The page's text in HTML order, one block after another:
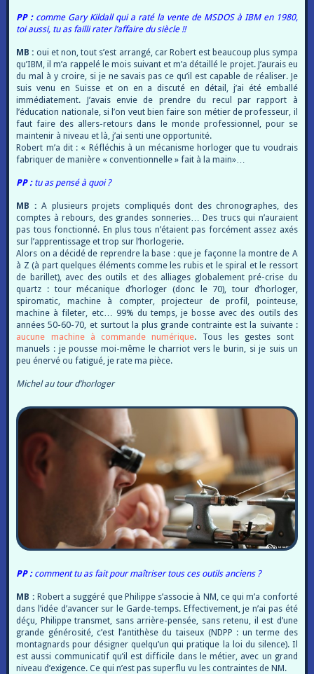
PP :comme Gary Kildall qui a raté la vente de MSDOS à IBM en 1980,
toi aussi, tu as failli rater l’affaire du siècle !!
MB : oui et non, tout s’est arrangé, car Robert est beaucoup plus sympa
qu’IBM, il m’a rappelé le mois suivant et m’a détaillé le projet. J’aurais eu
du mal à y croire, si je ne savais pas ce qu’il est capable de réaliser. Je
suis venu en Suisse et on en a discuté en détail, j’ai été emballé
immédiatement. J’avais envie de prendre du recul par rapport à
l’éducation nationale, si l’on veut bien faire son métier de professeur, il
faut faire des allers-retours dans le monde professionnel, pour se
maintenir à niveau et là, j’ai senti une opportunité.
Robert m’a dit : « Réfléchis à un mécanisme horloger que tu voudrais
fabriquer de manière « conventionnelle » fait à la main»…
PP :tu as pensé à quoi ?
MB : A plusieurs projets compliqués dont des chronographes, des
comptes à rebours, des grandes sonneries… Des trucs qui n’auraient
pas tous fonctionné. En plus tous n’étaient pas forcément assez axés
sur l’apprentissage et trop sur l’horlogerie.
Alors on a décidé de reprendre la base : que je façonne la montre de A
à Z (à part quelques éléments comme les rubis et le spiral et le ressort
de barillet), avec des outils et des alliages globalement pré-crise du
quartz : tour mécanique d’horloger (donc le 70), tour d’horloger,
spiromatic, machine à compter, projecteur de profil, pointeuse,
machine à fileter, etc… 99% du temps, je bosse avec des outils des
années 50-60-70, et surtout la plus grande contrainte est la suivante :
aucune machine à commande numérique. Tous les gestes sont
manuels : je pousse moi-même le charriot vers le burin, si je suis un
peu énervé ou fatigué, je rate ma pièce.
Michel au tour d’horloger
PP :comment tu as fait pour maîtriser tous ces outils anciens ?
MB : Robert a suggéré que Philippe s’associe à NM, ce qui m’a conforté
dans l’idée d’avancer sur le Garde-temps. Effectivement, je n’ai pas été
déçu, Philippe transmet, sans arrière-pensée, sans retenu, il est d’une
grande générosité, c’est l’antithèse du taiseux (NDPP : un terme des
montagnards pour désigner quelqu’un qui pratique la loi du silence). Il
est aussi communicatif qu’il est difficile dans le métier, avec un grand
niveau d’exigence. Ce qui n’est pas superflu vu les contraintes de NM.